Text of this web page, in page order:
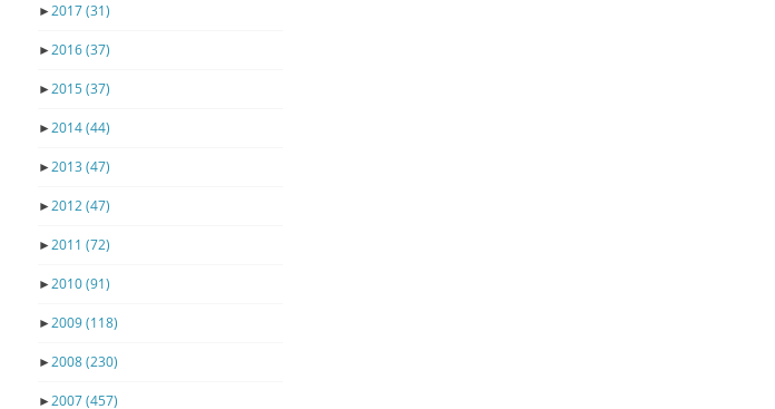
►2017(31)
►2016(37)
►2015(37)
►2014(44)
►2013 (47)
►2012(47)
►2011 (72)
►2010(91)
►2009(118)
►2008(230)
►2007(457)